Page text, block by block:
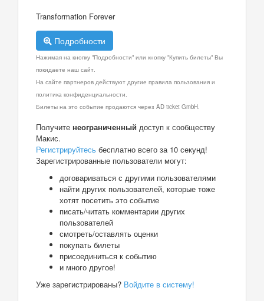
Transformation Forever
Подробности
Нажимая на кнопку "Подробности" или кнопку "Купить билеты" Вы
покидаете наш сайт.
На сайте партнеров действуют другие правила пользования и
политика конфиденциальности.
Билеты на это событие продаются через AD ticket GmbH.
Получите неограниченный доступ к сообществу
Макис.
Регистрируйтесь бесплатно всего за 10 секунд!
Зарегистрированные пользователи могут:
договариваться с другими пользователями
найти других пользователей, которые тоже
хотят посетить это событие
писать/читать комментарии других
пользователей
смотреть/оставлять оценки
покупать билеты
присоединиться к событию
и много другое!
Уже зарегистрированы? Войдите в систему!